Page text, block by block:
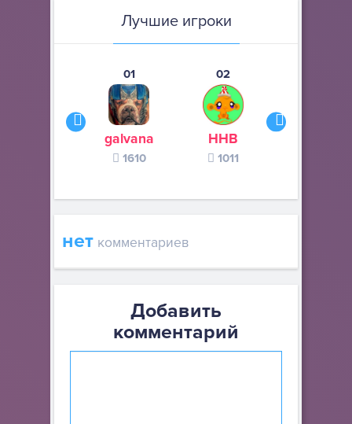
Лучшие игроки
01
galvana
1610
02
ННВ
1011
нет комментариев
Добавить
комментарий